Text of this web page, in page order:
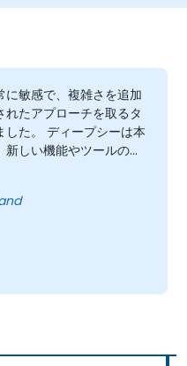
敏感で、複雑さを追加
たアプローチを取るタ
た。 ディープシーは本
しい機能やツールの使
せてくれたことで、訓
練の結果とディープシ
ます！